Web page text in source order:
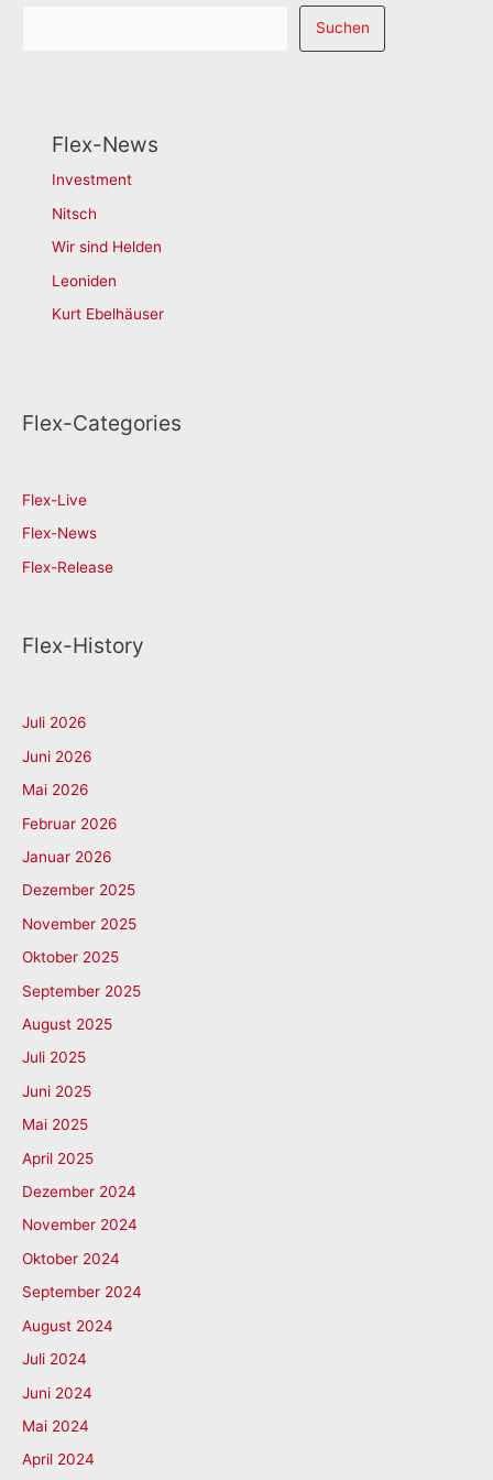
Suchen
Flex-News
Investment
Nitsch
Wir sind Helden
Leoniden
Kurt Ebelhäuser
Flex-Categories
Flex-Live
Flex-News
Flex-Release
Flex-History
Juli 2026
Juni 2026
Mai 2026
Februar 2026
Januar 2026
Dezember 2025
November 2025
Oktober 2025
September 2025
August 2025
Juli 2025
Juni 2025
Mai 2025
April 2025
Dezember 2024
November 2024
Oktober 2024
September 2024
August 2024
Juli 2024
Juni 2024
Mai 2024
April 2024